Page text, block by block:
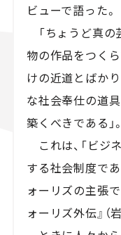
ビューで語った。
「ちょうど真
物の作品をつく
けの近道とばか
な社会奉仕の道
築くべきである」。
これは、「ビジ
する社会制度で
ォーリズの主張
ォーリズ外伝』（